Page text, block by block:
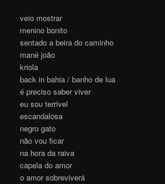
veio mostrar
menino bonito
sentado a beira do caminho
mané joão
kriola
back in bahia / banho de lua
é preciso saber viver
eu sou terrivel
escandalosa
negro gato
não vou ficar
na hora da raiva
capela do amor
o amor sobreviverá